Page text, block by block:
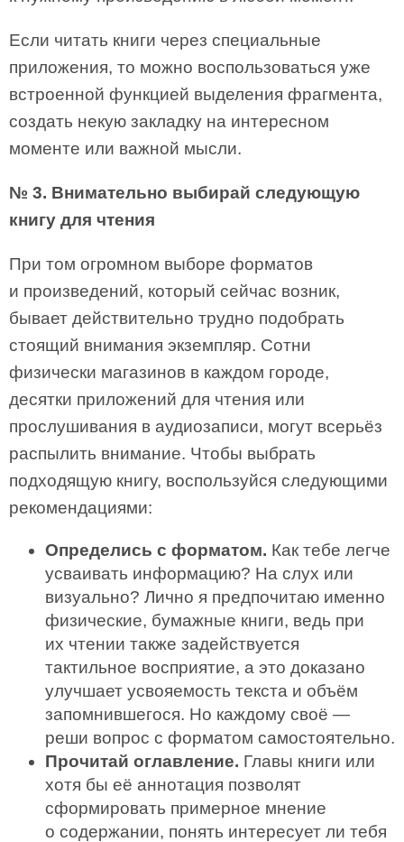
Если читать книги через специальные
приложения, то можно воспользоваться уже
встроенной функцией выделения фрагмента,
создать некую закладку на интересном
моменте или важной мысли.
№ 3. Внимательно выбирай следующую
книгу для чтения
При том огромном выборе форматов
и произведений, который сейчас возник,
бывает действительно трудно подобрать
стоящий внимания экземпляр. Сотни
физически магазинов в каждом городе,
десятки приложений для чтения или
прослушивания в аудиозаписи, могут всерьёз
распылить внимание. Чтобы выбрать
подходящую книгу, воспользуйся следующими
рекомендациями:
Определись с форматом. Как тебе легче
усваивать информацию? На слух или
визуально? Лично я предпочитаю именно
физические, бумажные книги, ведь при
их чтении также задействуется
тактильное восприятие, а это доказано
улучшает усвояемость текста и объём
запомнившегося. Но каждому своё —
реши вопрос с форматом самостоятельно.
Прочитай оглавление. Главы книги или
хотя бы её аннотация позволят
сформировать примерное мнение
о содержании, понять интересует ли тебя